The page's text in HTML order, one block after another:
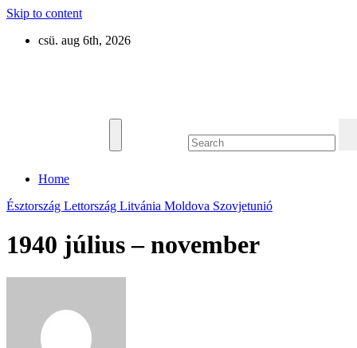
Skip to content
csü. aug 6th, 2026
Home
Észtország Lettország Litvánia Moldova Szovjetunió
1940 július – november